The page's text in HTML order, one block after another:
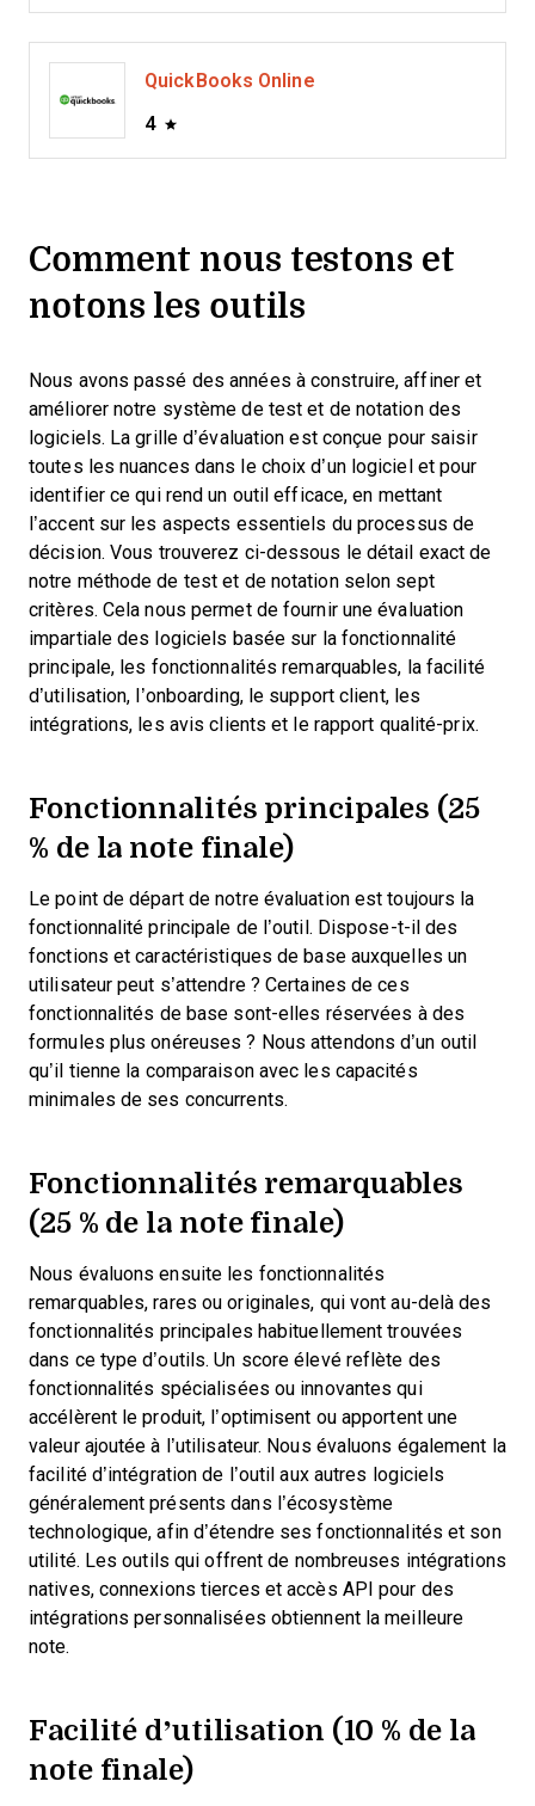
QuickBooks Online
4
Comment nous testons et
notons les outils
Nous avons passé des années à construire, affiner et
améliorer notre système de test et de notation des
logiciels. La grille d’évaluation est conçue pour saisir
toutes les nuances dans le choix d’un logiciel et pour
identifier ce qui rend un outil efficace, en mettant
l’accent sur les aspects essentiels du processus de
décision. Vous trouverez ci-dessous le détail exact de
notre méthode de test et de notation selon sept
critères. Cela nous permet de fournir une évaluation
impartiale des logiciels basée sur la fonctionnalité
principale, les fonctionnalités remarquables, la facilité
d’utilisation, l’onboarding, le support client, les
intégrations, les avis clients et le rapport qualité-prix.
Fonctionnalités principales (25
% de la note finale)
Le point de départ de notre évaluation est toujours la
fonctionnalité principale de l’outil. Dispose-t-il des
fonctions et caractéristiques de base auxquelles un
utilisateur peut s’attendre ? Certaines de ces
fonctionnalités de base sont-elles réservées à des
formules plus onéreuses ? Nous attendons d’un outil
qu’il tienne la comparaison avec les capacités
minimales de ses concurrents.
Fonctionnalités remarquables
(25 % de la note finale)
Nous évaluons ensuite les fonctionnalités
remarquables, rares ou originales, qui vont au-delà des
fonctionnalités principales habituellement trouvées
dans ce type d’outils. Un score élevé reflète des
fonctionnalités spécialisées ou innovantes qui
accélèrent le produit, l’optimisent ou apportent une
valeur ajoutée à l’utilisateur. Nous évaluons également la
facilité d’intégration de l’outil aux autres logiciels
généralement présents dans l’écosystème
technologique, afin d’étendre ses fonctionnalités et son
utilité. Les outils qui offrent de nombreuses intégrations
natives, connexions tierces et accès API pour des
intégrations personnalisées obtiennent la meilleure
note.
Facilité d’utilisation (10 % de la
note finale)